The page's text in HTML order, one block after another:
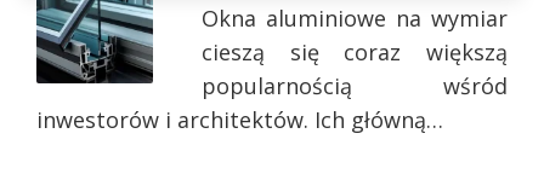
Okna aluminiowe na wymiar
cieszą się coraz większą
popularnością wśród
inwestorów i architektów. Ich główną…